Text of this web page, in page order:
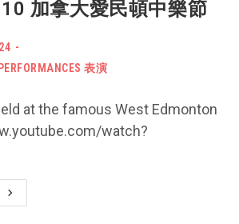
加拿大愛民頓中樂節
PERFORMANCES 表演
at the famous West Edmonton
watch?
Day
2: